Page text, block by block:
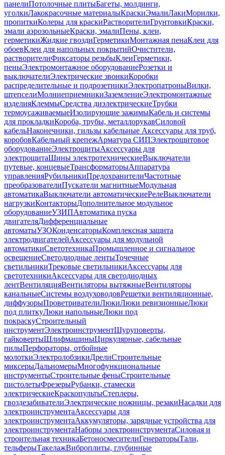
панелиПотолочные плитыБагеты, молдинги,
уголкиЛакокрасочные материалыКраскиЭмалиЛакиМорилки,
пропиткиКолеры для краскиРастворителиГрунтовкиКраски,
эмали аэрозольныеКраски, эмалиПены, клеи,
герметикиЖидкие гвоздиГерметикиМонтажная пенаКлеи для
обоевКлеи для напольных покрытийОчистители,
растворителиФиксаторы резьбыКлеиГерметики,
пеныЭлектромонтажное оборудованиеРозетки и
выключателиЭлектрические звонкиКоробки
распределительные и подрозетникиЭлектропатроныВилки,
штепселиМолниеприемникиЗаземлениеЭлектромонтажные
изделияКлеммыСредства диэлектрическиеТрубки
термоусаживаемыеИзолирующие зажимыКабель и системы
для прокладкиКороба, трубы, металлорукавСиловой
кабельНаконечники, гильзы кабельные Аксессуары для труб,
коробовКабельный крепежАрматура СИПЭлектрощитовое
оборудованиеЭлектрощитыАксессуары для
электрощитаШины электротехническиеВыключатели
путевые, концевыеТрансформаторыАппаратура
управленияРубильникиПредохранителиЧастотные
преобразователиПускатели магнитныеМодульная
автоматикаВыключатели автоматическиеРелеВыключатели
нагрузкиКонтакторыДополнительное модульное
оборудованиеУЗИПАвтоматика пуска
двигателяДифференциальные
автоматыУЗОКонденсаторыКомплексная защита
электродвигателейАксессуары для модульной
автоматикиСветотехникаПромышленное и сигнальное
освещениеСветодиодные лентыТочечные
светильникиТрековые светильникиАксессуары для
светотехникиАксессуары для светодиодных
лентВентиляцияВентиляторы вытяжныеВентиляторы
канальныеСистемы воздуховодовРешетки вентиляционные,
диффузорыПроветривателиЛюкиЛюки ревизионныеЛюки
под плиткуЛюки напольныеЛюки под
покраскуСтроительный
инструментЭлектроинструментШуруповерты,
гайковертыШлифмашиныЦиркулярные, сабельные
пилыПерфораторы, отбойные
молоткиЭлектролобзикиДрелиСтроительные
миксерыДальномерыМногофункциональные
инструментыСтроительные феныСтроительные
пистолетыФрезерыРубанки, стамески
электрическиеКраскопультыСтеплеры,
гвоздезабивателиЭлектрические ножницы, резакиНасадки для
электроинструментаАксессуары для
электроинструментаАккумуляторы, зарядные устройства для
электроинструментаНаборы электроинструментаСиловая и
строительная техникаБетоносмесителиГенераторыТали,
тельферыТакелажВиброплиты, глубинные